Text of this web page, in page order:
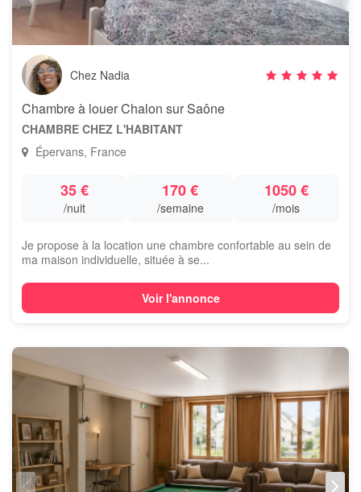
Chez Nadia
Chambre à louer Chalon sur Saône
CHAMBRE CHEZ L'HABITANT
Épervans, France
35 €
/nuit
170 €
/semaine
1050 €
/mois
Je propose à la location une chambre confortable au sein de
ma maison individuelle, située à se...
Voir l'annonce